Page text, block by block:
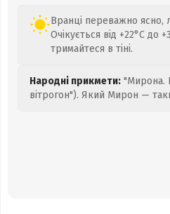
Вранці переважно ясно,
Очікується від +22°C до
тримайтеся в тіні.
Народні прикмети: "Мирона.
вітрогон"). Який Мирон —